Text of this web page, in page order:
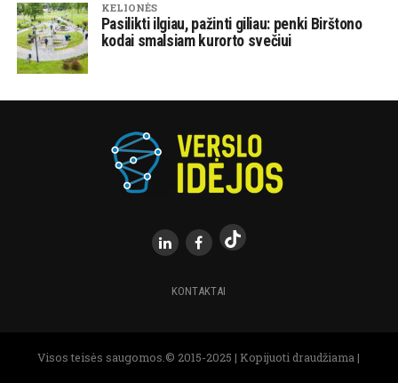
KELIONĖS
Pasilikti ilgiau, pažinti giliau: penki Birštono
kodai smalsiam kurorto svečiui
KONTAKTAI
Visos teisės saugomos.© 2015-2025 | Kopijuoti draudžiama |